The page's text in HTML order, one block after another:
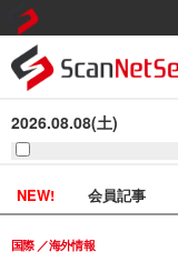
2026.08.08(土)
NEW! 会員記事
国際 海外情報